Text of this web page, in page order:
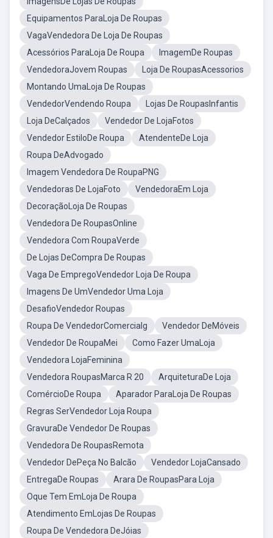
Equipamentos ParaLoja De Roupas
VagaVendedora De Loja De Roupas
Acessórios ParaLoja De Roupa
ImagemDe Roupas
VendedoraJovem Roupas
Loja De RoupasAcessorios
Montando UmaLoja De Roupas
VendedorVendendo Roupa
Lojas De RoupasInfantis
Loja DeCalçados
Vendedor De LojaFotos
Vendedor EstiloDe Roupa
AtendenteDe Loja
Roupa DeAdvogado
Imagem Vendedora De RoupaPNG
Vendedoras De LojaFoto
VendedoraEm Loja
DecoraçãoLoja De Roupas
Vendedora De RoupasOnline
Vendedora Com RoupaVerde
De Lojas DeCompra De Roupas
Vaga De EmpregoVendedor Loja De Roupa
Imagens De UmVendedor Uma Loja
DesafioVendedor Roupas
Roupa De VendedorComercialg
Vendedor DeMóveis
Vendedor De RoupaMei
Como Fazer UmaLoja
Vendedora LojaFeminina
Vendedora RoupasMarca R 20
ArquiteturaDe Loja
ComércioDe Roupa
Aparador ParaLoja De Roupas
Regras SerVendedor Loja Roupa
GravuraDe Vendedor De Roupas
Vendedora De RoupasRemota
Vendedor DePeça No Balcão
Vendedor LojaCansado
EntregaDe Roupas
Arara De RoupasPara Loja
Oque Tem EmLoja De Roupa
Atendimento EmLojas De Roupas
Roupa De Vendedora DeJóias